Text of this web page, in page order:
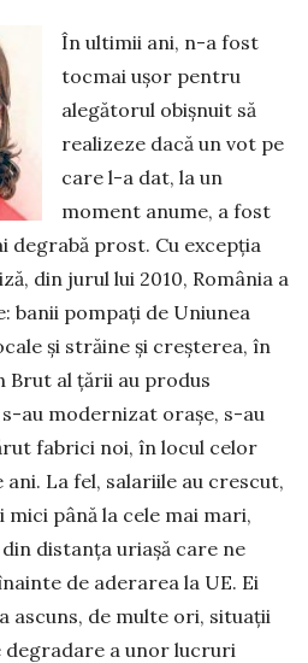
În ultimii ani, n-a fost
tocmai ușor pentru
alegătorul obișnuit să
realizeze da­că un vot pe
care l-a dat, la un
moment anume, a fost
degrabă prost. Cu excepția
din jurul lui 2010, Ro­mânia a
banii pom­pați de Uniunea
și străine și creșterea, în
Brut al țării au pro­dus
au moder­nizat orașe, s-au
fabrici noi, în locul celor
La fel, salariile au crescut,
mici până la cele mai mari,
distanța uriașă care ne
de aderarea la UE. Ei
ascuns, de multe ori, situații
de­gra­dare a unor lucruri